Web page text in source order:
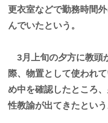
更衣室などで勤務時間
んでいたという。
3月上旬の夕方に教頭
際、物置として使われ
め中を確認したところ
性教諭が出てきたという